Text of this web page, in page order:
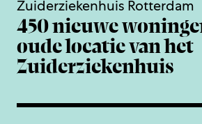
Zuiderziekenhuis Rotterdam
450 nieuwe
oude locatie van het
Zuiderziekenhuis